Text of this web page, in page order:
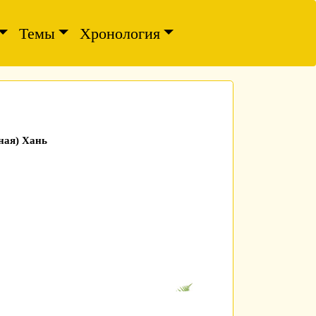
Темы Хронология
Хань